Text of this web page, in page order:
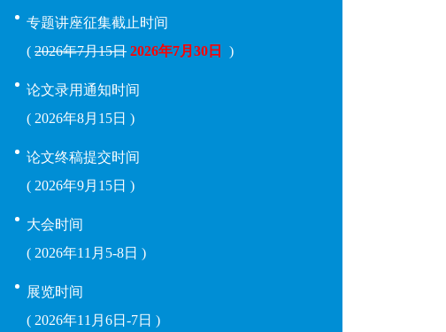
专题讲座征集截止时间
( 2026年7月15日 2026年7月30日 )
论文录用通知时间
( 2026年8月15日 )
论文终稿提交时间
( 2026年9月15日 )
大会时间
( 2026年11月5-8日 )
展览时间
( 2026年11月6日-7日 )